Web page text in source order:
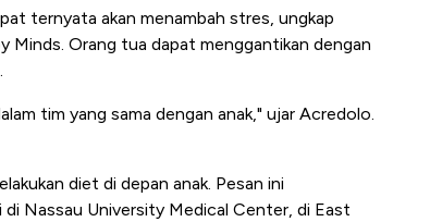
ternyata akan menambah stres, ungkap
Minds. Orang tua dapat menggantikan dengan
tim yang sama dengan anak," ujar Acredolo.
diet di depan anak. Pesan ini
Nassau University Medical Center, di East